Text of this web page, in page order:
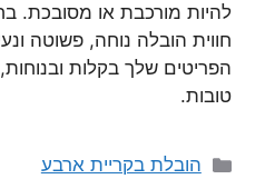
להיות מורכבת או מסובכת.
חווית הובלה נוחה, פשוטה
הפריטים שלך בקלות
טובות.
קטגוריות
הובלת בקריית ארבע